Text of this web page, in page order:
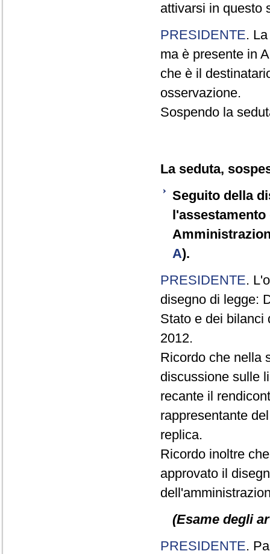
attivarsi in questo
PRESIDENTE.
ma è presente in
che è il
osservazione.
Sospendo la
La seduta,
Seguito della
A).
PRESIDENTE.
disegno di legge:
Stato e dei bilanci
2012.
Ricordo che nella
discussione sulle
recante il
rappresentante
replica.
Ricordo inoltre
approvato il
(Esame degli
PRESIDENTE.